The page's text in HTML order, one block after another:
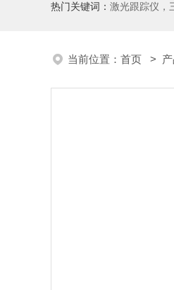
热门关键词： 激光跟踪仪，三坐标测量机，影像测
当前位置： 首页 >